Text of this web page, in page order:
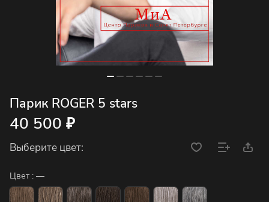
Парик ROGER 5 stars
40 500 ₽
Выберите цвет:
Цвет : —